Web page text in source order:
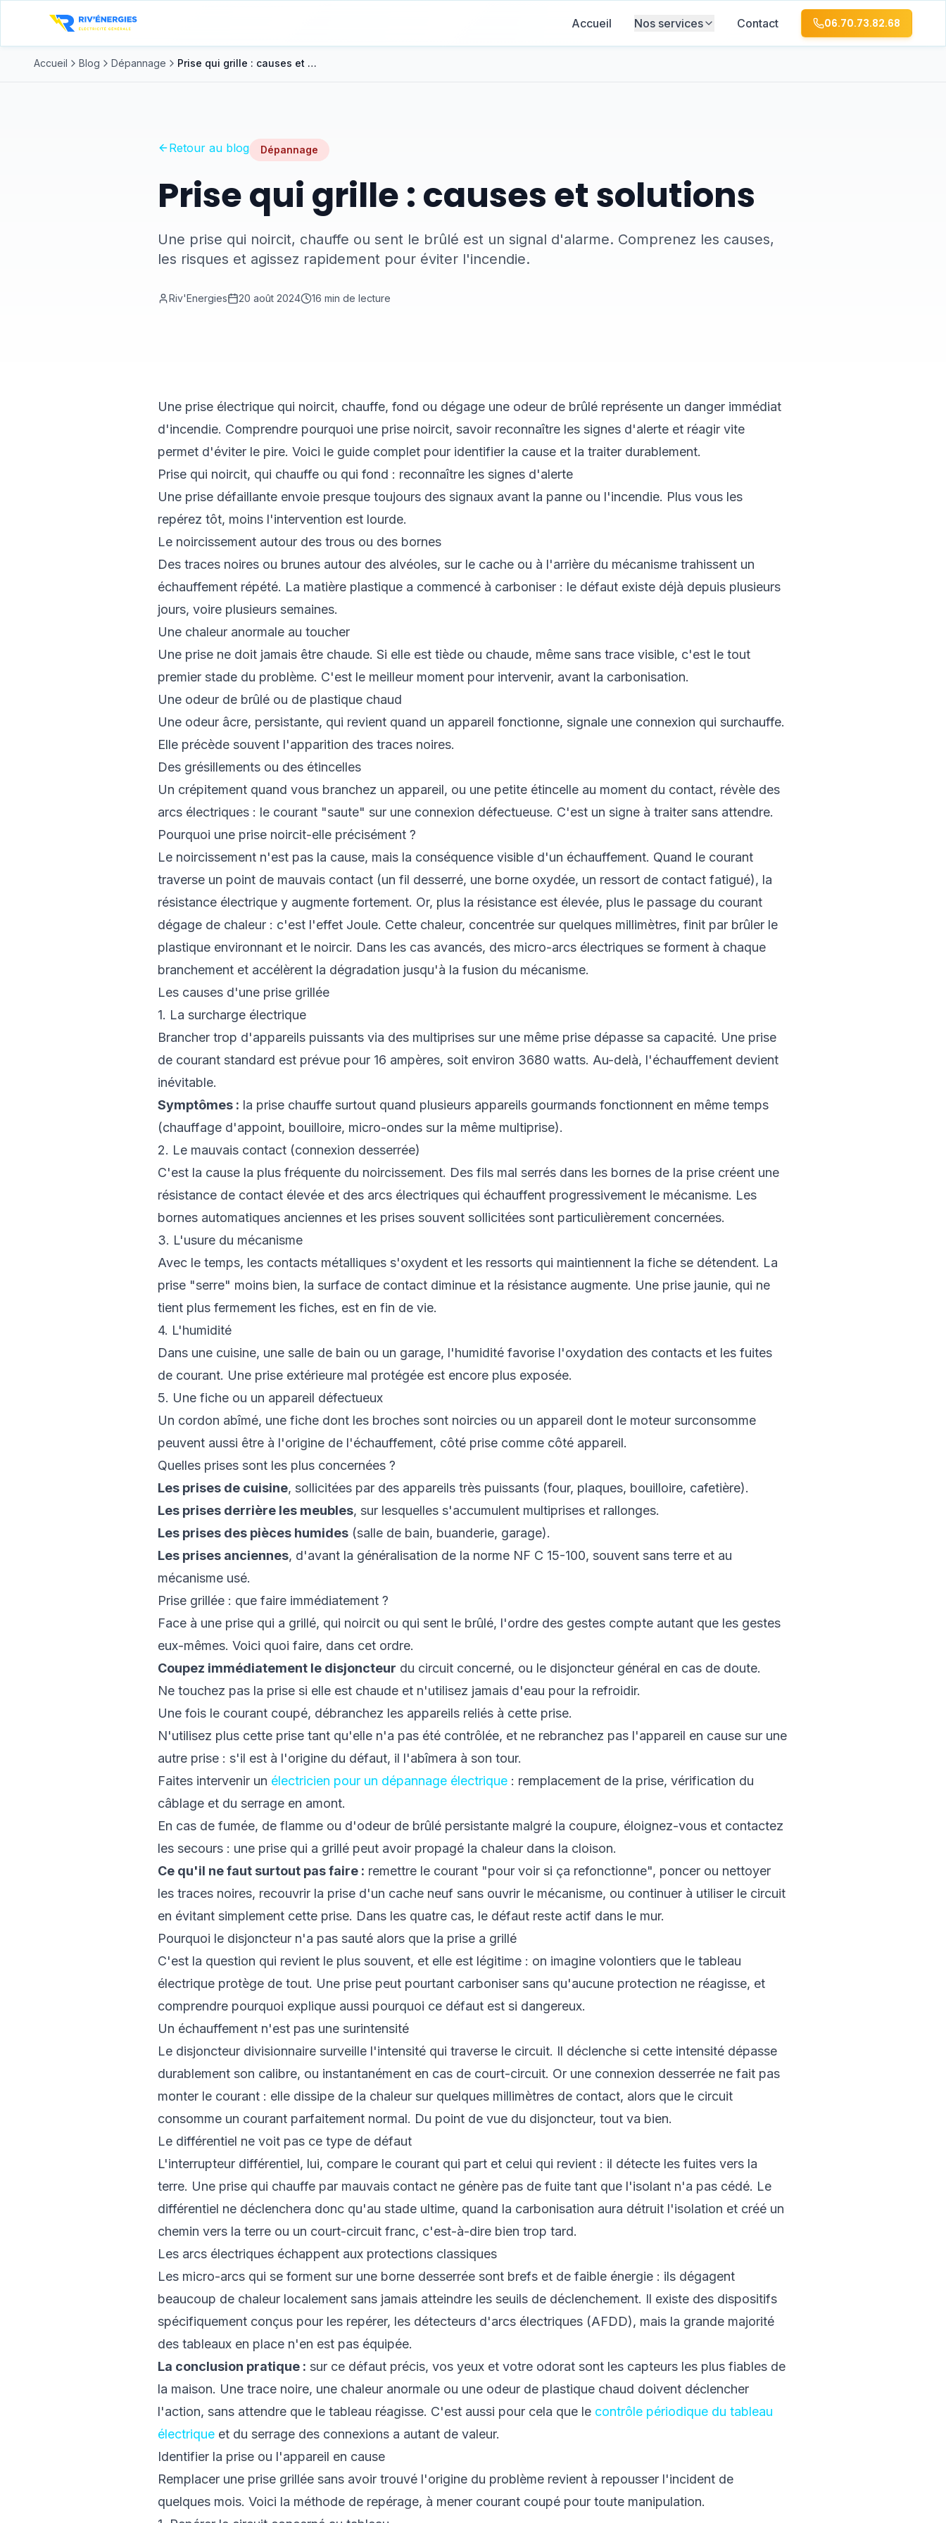
Accueil Nos services Contact 06.70.73.82.68
Accueil Blog Dépannage Prise qui grille : causes et solutions
Retour au blog Dépannage
Prise qui grille : causes et solutions
Une prise qui noircit, chauffe ou sent le brûlé est un signal d'alarme. Comprenez les causes,
les risques et agissez rapidement pour éviter l'incendie.
Riv'Energies 20 août 2024 16 min de lecture
Une prise électrique qui noircit, chauffe, fond ou dégage une odeur de brûlé représente un danger immédiat
d'incendie. Comprendre pourquoi une prise noircit, savoir reconnaître les signes d'alerte et réagir vite
permet d'éviter le pire. Voici le guide complet pour identifier la cause et la traiter durablement.
Prise qui noircit, qui chauffe ou qui fond : reconnaître les signes d'alerte
Une prise défaillante envoie presque toujours des signaux avant la panne ou l'incendie. Plus vous les
repérez tôt, moins l'intervention est lourde.
Le noircissement autour des trous ou des bornes
Des traces noires ou brunes autour des alvéoles, sur le cache ou à l'arrière du mécanisme trahissent un
échauffement répété. La matière plastique a commencé à carboniser : le défaut existe déjà depuis plusieurs
jours, voire plusieurs semaines.
Une chaleur anormale au toucher
Une prise ne doit jamais être chaude. Si elle est tiède ou chaude, même sans trace visible, c'est le tout
premier stade du problème. C'est le meilleur moment pour intervenir, avant la carbonisation.
Une odeur de brûlé ou de plastique chaud
Une odeur âcre, persistante, qui revient quand un appareil fonctionne, signale une connexion qui surchauffe.
Elle précède souvent l'apparition des traces noires.
Des grésillements ou des étincelles
Un crépitement quand vous branchez un appareil, ou une petite étincelle au moment du contact, révèle des
arcs électriques : le courant "saute" sur une connexion défectueuse. C'est un signe à traiter sans attendre.
Pourquoi une prise noircit-elle précisément ?
Le noircissement n'est pas la cause, mais la conséquence visible d'un échauffement. Quand le courant
traverse un point de mauvais contact (un fil desserré, une borne oxydée, un ressort de contact fatigué), la
résistance électrique y augmente fortement. Or, plus la résistance est élevée, plus le passage du courant
dégage de chaleur : c'est l'effet Joule. Cette chaleur, concentrée sur quelques millimètres, finit par brûler le
plastique environnant et le noircir. Dans les cas avancés, des micro-arcs électriques se forment à chaque
branchement et accélèrent la dégradation jusqu'à la fusion du mécanisme.
Les causes d'une prise grillée
1. La surcharge électrique
Brancher trop d'appareils puissants via des multiprises sur une même prise dépasse sa capacité. Une prise
de courant standard est prévue pour 16 ampères, soit environ 3680 watts. Au-delà, l'échauffement devient
inévitable.
Symptômes : la prise chauffe surtout quand plusieurs appareils gourmands fonctionnent en même temps
(chauffage d'appoint, bouilloire, micro-ondes sur la même multiprise).
2. Le mauvais contact (connexion desserrée)
C'est la cause la plus fréquente du noircissement. Des fils mal serrés dans les bornes de la prise créent une
résistance de contact élevée et des arcs électriques qui échauffent progressivement le mécanisme. Les
bornes automatiques anciennes et les prises souvent sollicitées sont particulièrement concernées.
3. L'usure du mécanisme
Avec le temps, les contacts métalliques s'oxydent et les ressorts qui maintiennent la fiche se détendent. La
prise "serre" moins bien, la surface de contact diminue et la résistance augmente. Une prise jaunie, qui ne
tient plus fermement les fiches, est en fin de vie.
4. L'humidité
Dans une cuisine, une salle de bain ou un garage, l'humidité favorise l'oxydation des contacts et les fuites
de courant. Une prise extérieure mal protégée est encore plus exposée.
5. Une fiche ou un appareil défectueux
Un cordon abîmé, une fiche dont les broches sont noircies ou un appareil dont le moteur surconsomme
peuvent aussi être à l'origine de l'échauffement, côté prise comme côté appareil.
Quelles prises sont les plus concernées ?
Les prises de cuisine, sollicitées par des appareils très puissants (four, plaques, bouilloire, cafetière).
Les prises derrière les meubles, sur lesquelles s'accumulent multiprises et rallonges.
Les prises des pièces humides (salle de bain, buanderie, garage).
Les prises anciennes, d'avant la généralisation de la norme NF C 15-100, souvent sans terre et au
mécanisme usé.
Prise grillée : que faire immédiatement ?
Face à une prise qui a grillé, qui noircit ou qui sent le brûlé, l'ordre des gestes compte autant que les gestes
eux-mêmes. Voici quoi faire, dans cet ordre.
Coupez immédiatement le disjoncteur du circuit concerné, ou le disjoncteur général en cas de doute.
Ne touchez pas la prise si elle est chaude et n'utilisez jamais d'eau pour la refroidir.
Une fois le courant coupé, débranchez les appareils reliés à cette prise.
N'utilisez plus cette prise tant qu'elle n'a pas été contrôlée, et ne rebranchez pas l'appareil en cause sur une
autre prise : s'il est à l'origine du défaut, il l'abîmera à son tour.
Faites intervenir un électricien pour un dépannage électrique : remplacement de la prise, vérification du
câblage et du serrage en amont.
En cas de fumée, de flamme ou d'odeur de brûlé persistante malgré la coupure, éloignez-vous et contactez
les secours : une prise qui a grillé peut avoir propagé la chaleur dans la cloison.
Ce qu'il ne faut surtout pas faire : remettre le courant "pour voir si ça refonctionne", poncer ou nettoyer
les traces noires, recouvrir la prise d'un cache neuf sans ouvrir le mécanisme, ou continuer à utiliser le circuit
en évitant simplement cette prise. Dans les quatre cas, le défaut reste actif dans le mur.
Pourquoi le disjoncteur n'a pas sauté alors que la prise a grillé
C'est la question qui revient le plus souvent, et elle est légitime : on imagine volontiers que le tableau
électrique protège de tout. Une prise peut pourtant carboniser sans qu'aucune protection ne réagisse, et
comprendre pourquoi explique aussi pourquoi ce défaut est si dangereux.
Un échauffement n'est pas une surintensité
Le disjoncteur divisionnaire surveille l'intensité qui traverse le circuit. Il déclenche si cette intensité dépasse
durablement son calibre, ou instantanément en cas de court-circuit. Or une connexion desserrée ne fait pas
monter le courant : elle dissipe de la chaleur sur quelques millimètres de contact, alors que le circuit
consomme un courant parfaitement normal. Du point de vue du disjoncteur, tout va bien.
Le différentiel ne voit pas ce type de défaut
L'interrupteur différentiel, lui, compare le courant qui part et celui qui revient : il détecte les fuites vers la
terre. Une prise qui chauffe par mauvais contact ne génère pas de fuite tant que l'isolant n'a pas cédé. Le
différentiel ne déclenchera donc qu'au stade ultime, quand la carbonisation aura détruit l'isolation et créé un
chemin vers la terre ou un court-circuit franc, c'est-à-dire bien trop tard.
Les arcs électriques échappent aux protections classiques
Les micro-arcs qui se forment sur une borne desserrée sont brefs et de faible énergie : ils dégagent
beaucoup de chaleur localement sans jamais atteindre les seuils de déclenchement. Il existe des dispositifs
spécifiquement conçus pour les repérer, les détecteurs d'arcs électriques (AFDD), mais la grande majorité
des tableaux en place n'en est pas équipée.
La conclusion pratique : sur ce défaut précis, vos yeux et votre odorat sont les capteurs les plus fiables de
la maison. Une trace noire, une chaleur anormale ou une odeur de plastique chaud doivent déclencher
l'action, sans attendre que le tableau réagisse. C'est aussi pour cela que le contrôle périodique du tableau
électrique et du serrage des connexions a autant de valeur.
Identifier la prise ou l'appareil en cause
Remplacer une prise grillée sans avoir trouvé l'origine du problème revient à repousser l'incident de
quelques mois. Voici la méthode de repérage, à mener courant coupé pour toute manipulation.